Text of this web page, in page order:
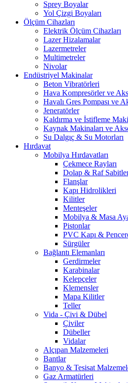
Sprey Boyalar
Yol Çizgi Boyaları
Ölçüm Cihazları
Elektrik Ölçüm Cihazları
Lazer Hizalamalar
Lazermetreler
Multimetreler
Nivolar
Endüstriyel Makinalar
Beton Vibratörleri
Hava Kompresörler ve
Havalı Gres Pompası ve
Jeneratörler
Kaldırma ve İstifleme
Kaynak Makinaları ve
Su Dalgıç & Su Motorları
Hırdavat
Mobilya Hırdavatları
Çekmece Rayları
Dolap & Raf
Flanşlar
Kapı Hidrolikleri
Kilitler
Menteşeler
Mobilya & Masa
Pistonlar
PVC Kapı &
Sürgüler
Bağlantı Elemanları
Gerdirmeler
Karabinalar
Kelepçeler
Klemensler
Mapa Kilitler
Teller
Vida - Çivi & Dübel
Çiviler
Dübeller
Vidalar
Alçıpan Malzemeleri
Bantlar
Banyo & Tesisat
Gaz Armatürleri